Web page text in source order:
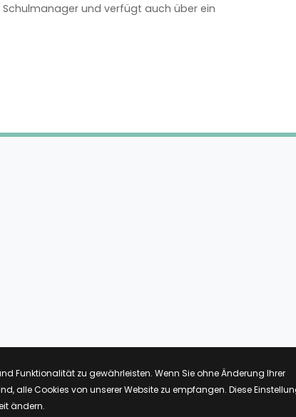
Funktionalität zu gewährleisten. Wenn Sie ohne Änderung Ihrer
alle Cookies von unserer Website zu empfangen. Diese
ändern.
und verfügt auch über ein
Rheinau &Hamm Software